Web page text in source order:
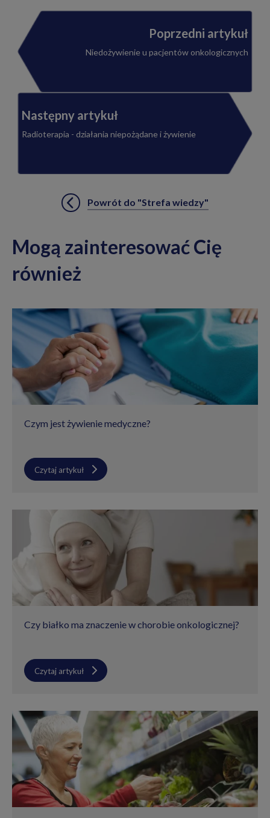
Poprzedni artykuł
Niedożywienie u pacjentów onkologicznych
Następny artykuł
Radioterapia - działania niepożądane i żywienie
Powrót do "Strefa wiedzy"
Mogą zainteresować Cię
również
Czym jest żywienie medyczne?
Czytaj artykuł
Czy białko ma znaczenie w chorobie onkologicznej?
Czytaj artykuł